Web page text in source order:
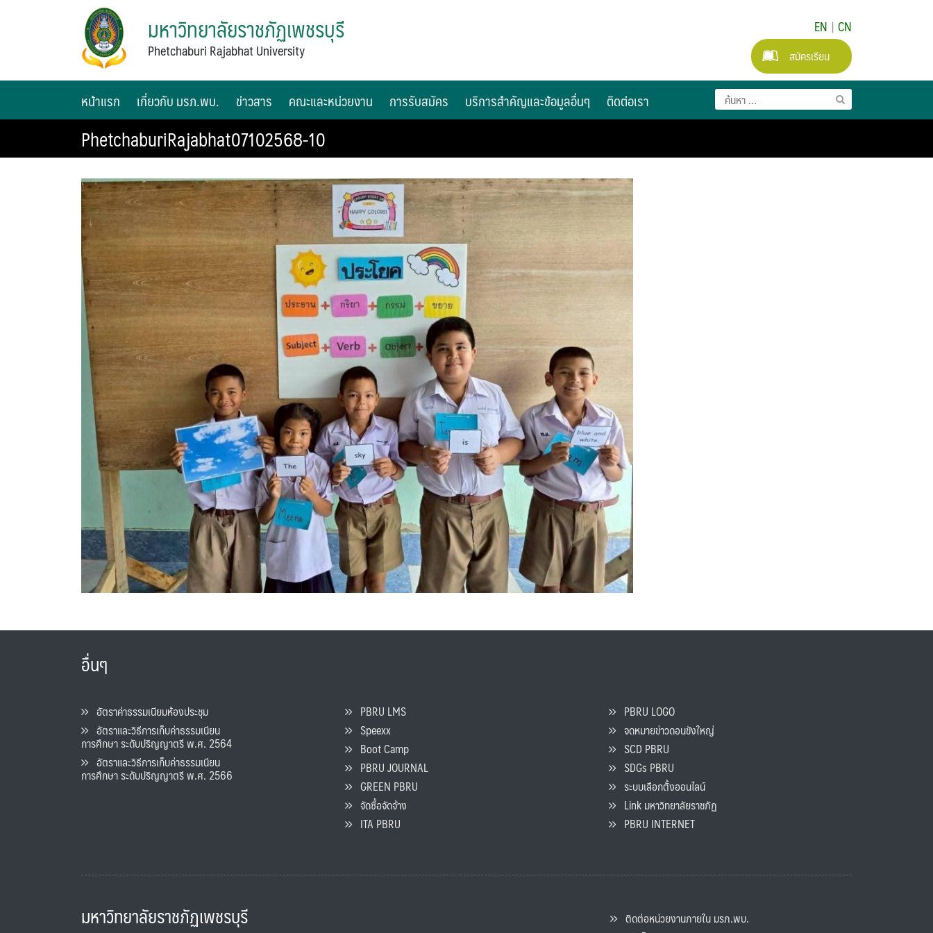
มหาวิทยาลัยราชภัฏเพชรบุรี
Phetchaburi Rajabhat University
EN | CN
สมัครเรียน
หน้าแรก เกี่ยวกับ มรภ.พบ. ข่าวสาร คณะและหน่วยงาน การรับสมัคร บริการสำคัญและข้อมูลอื่นๆ ติดต่อเรา
PhetchaburiRajabhat07102568-10
อื่นๆ
อัตราค่าธรรมเนียมห้องประชุม
อัตราและวิธีการเก็บค่าธรรมเนียน
การศึกษา ระดับปริญญาตรี พ.ศ. 2564
อัตราและวิธีการเก็บค่าธรรมเนียน
การศึกษา ระดับปริญญาตรี พ.ศ. 2566
PBRU LMS
Speexx
Boot Camp
PBRU JOURNAL
GREEN PBRU
จัดซื้อจัดจ้าง
ITA PBRU
PBRU LOGO
จดหมายข่าวดอนขังใหญ่
SCD PBRU
SDGs PBRU
ระบบเลือกตั้งออนไลน์
Link มหาวิทยาลัยราชภัฏ
PBRU INTERNET
มหาวิทยาลัยราชภัฏเพชรบุรี
ติดต่อหน่วยงานภายใน มรภ.พบ.